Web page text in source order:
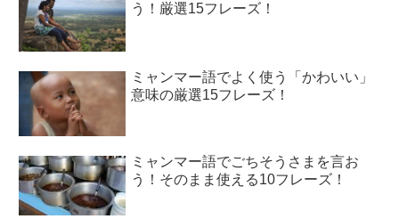
う！厳選15フレーズ！
ミャンマー語でよく使う「かわいい」
意味の厳選15フレーズ！
ミャンマー語でごちそうさまを言お
う！そのまま使える10フレーズ！